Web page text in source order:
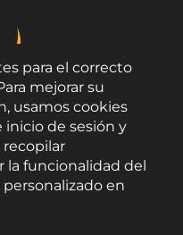
para el correcto
mejorar su
usamos cookies
inicio de sesión y
la funcionalidad del
en